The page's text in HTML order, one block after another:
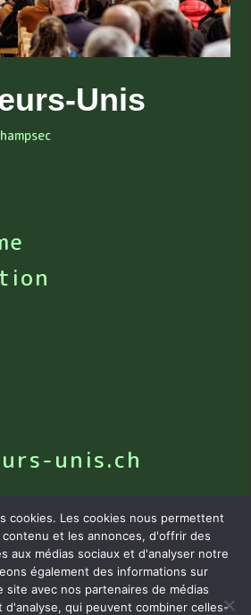
Unis
unis.ch
cookies. Les cookies nous permettent
et les annonces, d'offrir des
aux médias sociaux et d'analyser notre
également des informations sur
site avec nos partenaires de médias
d'analyse, qui peuvent combiner celles-